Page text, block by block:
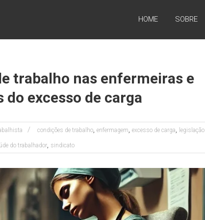
HOME SOBRE
trabalho nas enfermeiras e
excesso de carga
condições de trabalho, enfermagem, excesso de carga, legislação
do trabalhador, sindicato